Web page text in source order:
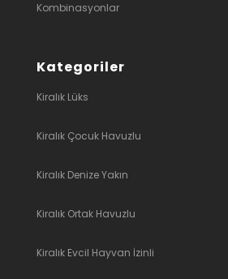
Kombinasyonlar
Kategoriler
Kiralık Lüks
Kiralık Çocuk Havuzlu
Kiralık Denize Yakın
Kiralık Ortak Havuzlu
Kiralık Evcil Hayvan İzinli